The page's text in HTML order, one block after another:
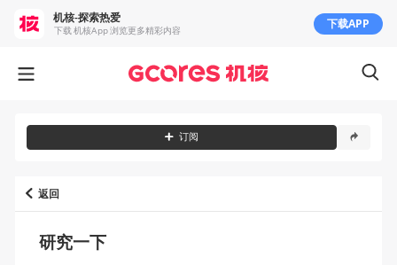
返回
研究一下
订阅
机核-探索热爱
下载 机核App 浏览更多精彩内容 下载APP